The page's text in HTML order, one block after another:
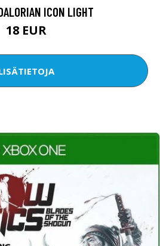
ICON LIGHT
18 EUR